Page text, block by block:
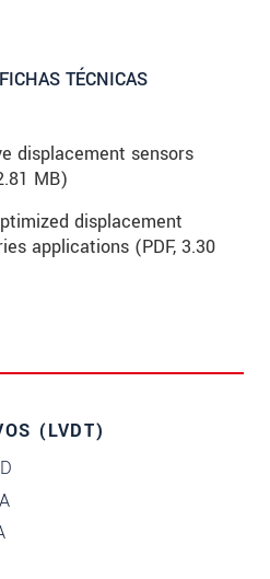
TÉCNICAS
displacement sensors
MB)
displacement
applications (PDF, 3.30
(LVDT)